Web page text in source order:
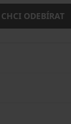
CHCI ODEBÍRAT